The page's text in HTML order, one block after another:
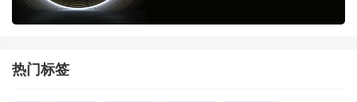
热门标签